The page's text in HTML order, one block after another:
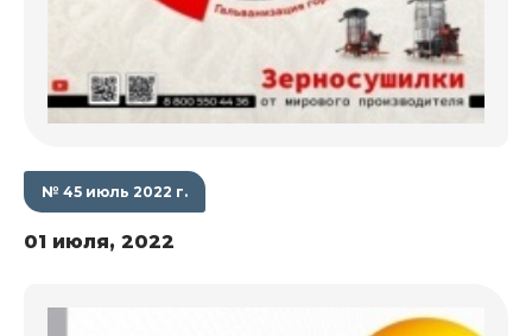
№ 45 июль 2022 г.
01 июля, 2022